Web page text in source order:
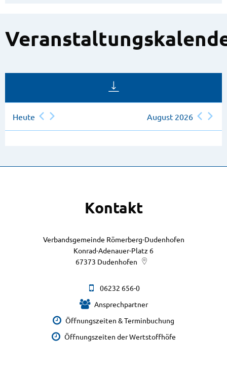
Heute August 2026
Kontakt
Verbandsgemeinde Römerberg-Dudenhofen
Konrad-Adenauer-Platz 6
67373 Dudenhofen
06232 656-0
Ansprechpartner
Öffnungszeiten & Terminbuchung
Öffnungszeiten der Wertstoffhöfe